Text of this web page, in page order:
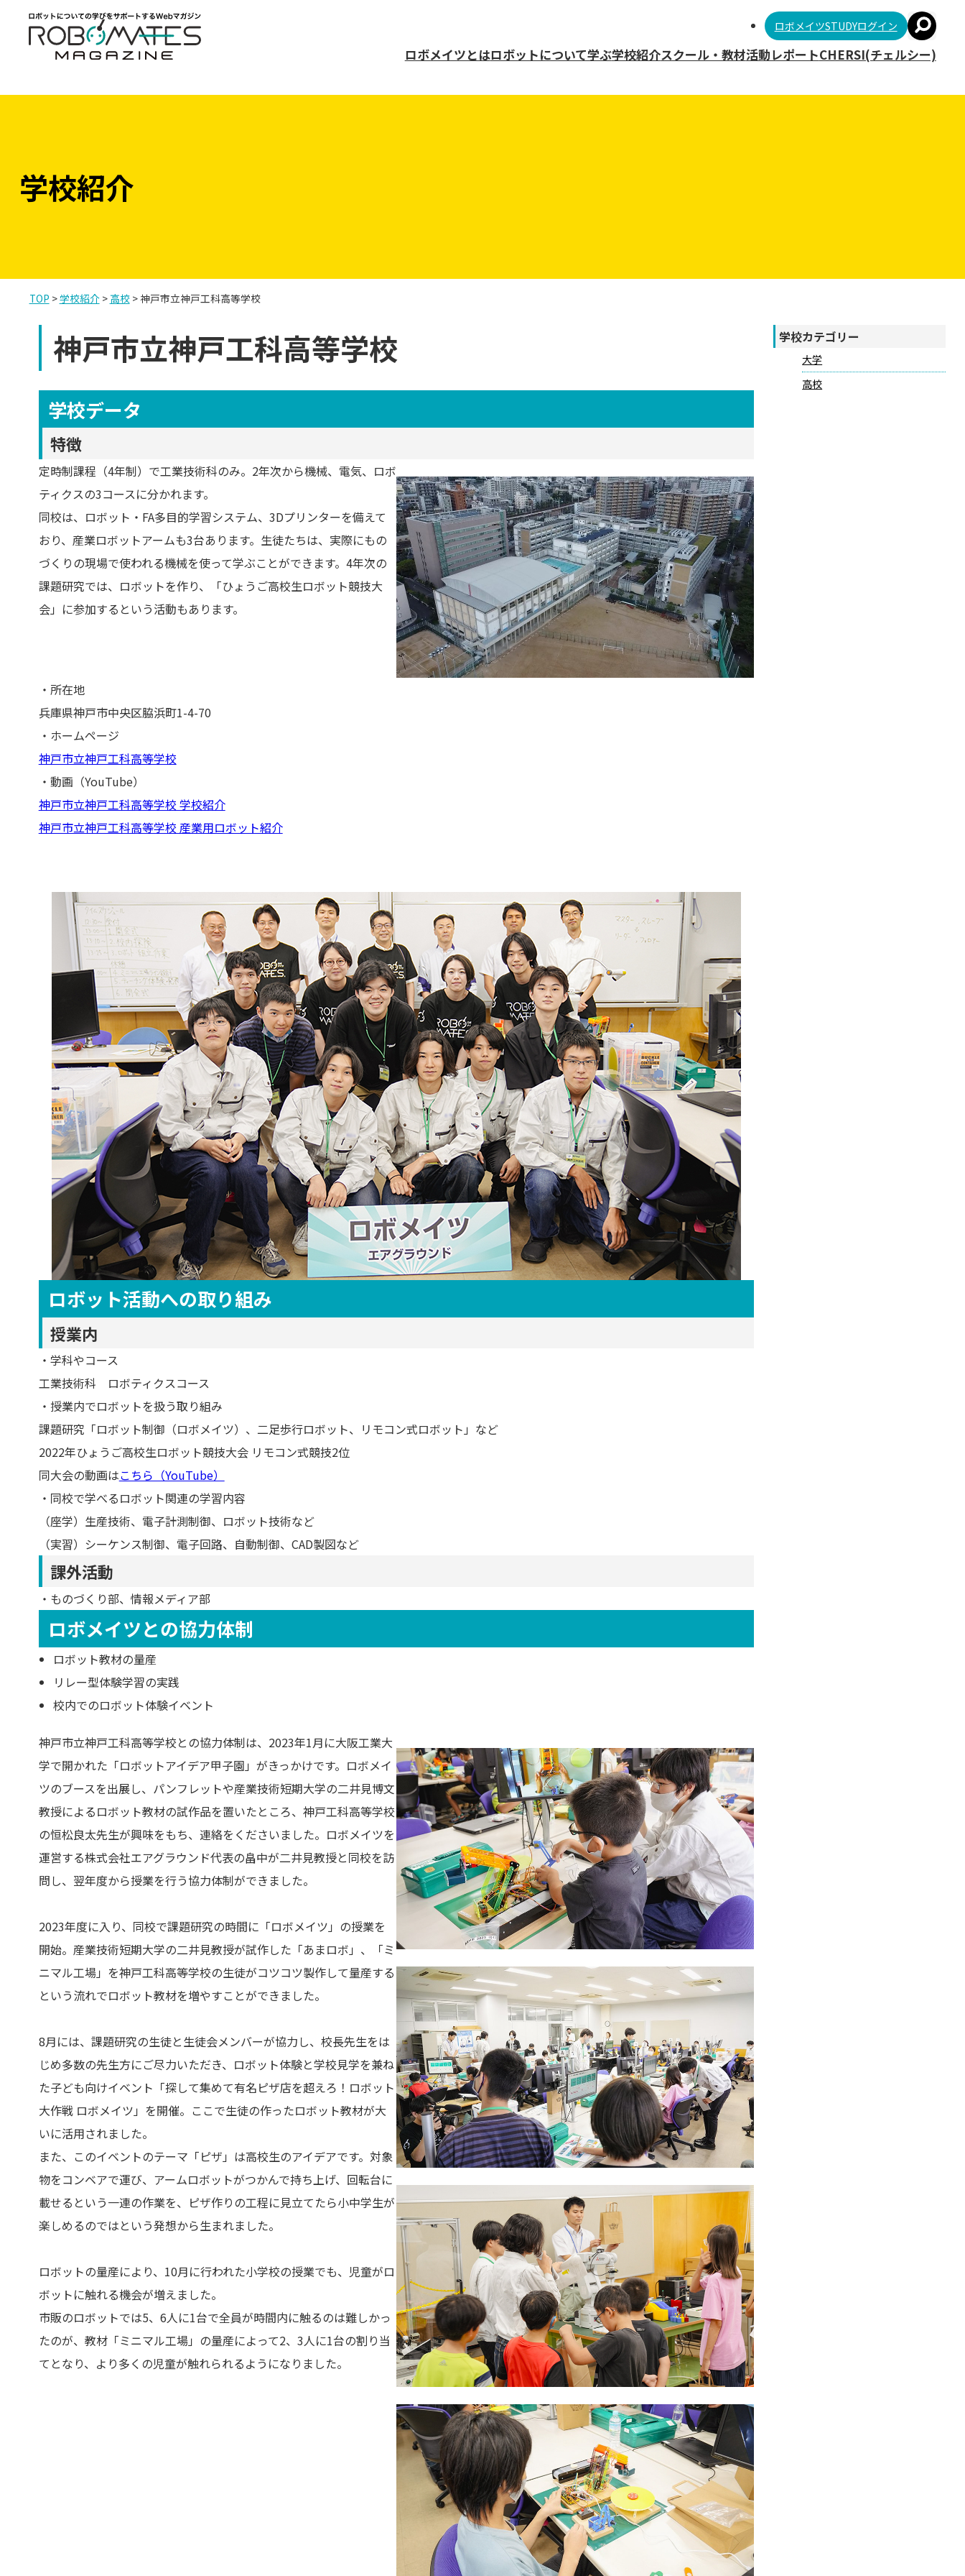
使用されているテンプレートファイル：single.php
ロボメイツSTUDYログイン
ロボメイツとはロボットについて学ぶ学校紹介スクール・教材活動レポートCHERSI(チェルシー)
学校紹介
TOP >学校紹介> 高校>神戸市立神戸工科高等学校
神戸市立神戸工科高等学校
学校データ
特徴
定時制課程（4年制）で工業技術科のみ。2年次から機械、電気、ロボ
ティクスの3コースに分かれます。
同校は、ロボット・FA多目的学習システム、3Dプリンターを備えて
おり、産業ロボットアームも3台あります。生徒たちは、実際にもの
づくりの現場で使われる機械を使って学ぶことができます。4年次の
課題研究では、ロボットを作り、「ひょうご高校生ロボット競技大
会」に参加するという活動もあります。
・所在地
兵庫県神戸市中央区脇浜町1-4-70
・ホームページ
神戸市立神戸工科高等学校
・動画（YouTube）
神戸市立神戸工科高等学校 学校紹介
神戸市立神戸工科高等学校 産業用ロボット紹介
ロボット活動への取り組み
授業内
・学科やコース
工業技術科 ロボティクスコース
・授業内でロボットを扱う取り組み
課題研究「ロボット制御（ロボメイツ）、二足歩行ロボット、リモコン式ロボット」など
2022年ひょうご高校生ロボット競技大会 リモコン式競技2位
同大会の動画はこちら（YouTube）
・同校で学べるロボット関連の学習内容
（座学）生産技術、電子計測制御、ロボット技術など
（実習）シーケンス制御、電子回路、自動制御、CAD製図など
課外活動
・ものづくり部、情報メディア部
ロボメイツとの協力体制
ロボット教材の量産
リレー型体験学習の実践
校内でのロボット体験イベント
神戸市立神戸工科高等学校との協力体制は、2023年1月に大阪工業大
学で開かれた「ロボットアイデア甲子園」がきっかけです。ロボメイ
ツのブースを出展し、パンフレットや産業技術短期大学の二井見博文
教授によるロボット教材の試作品を置いたところ、神戸工科高等学校
の恒松良太先生が興味をもち、連絡をくださいました。ロボメイツを
運営する株式会社エアグラウンド代表の畠中が二井見教授と同校を訪
問し、翌年度から授業を行う協力体制ができました。
2023年度に入り、同校で課題研究の時間に「ロボメイツ」の授業を
開始。産業技術短期大学の二井見教授が試作した「あまロボ」、「ミ
ニマル工場」を神戸工科高等学校の生徒がコツコツ製作して量産する
という流れでロボット教材を増やすことができました。
8月には、課題研究の生徒と生徒会メンバーが協力し、校長先生をは
じめ多数の先生方にご尽力いただき、ロボット体験と学校見学を兼ね
た子ども向けイベント「探して集めて有名ピザ店を超えろ！ロボット
大作戦 ロボメイツ」を開催。ここで生徒の作ったロボット教材が大
いに活用されました。
また、このイベントのテーマ「ピザ」は高校生のアイデアです。対象
物をコンベアで運び、アームロボットがつかんで持ち上げ、回転台に
載せるという一連の作業を、ピザ作りの工程に見立てたら小中学生が
楽しめるのではという発想から生まれました。
ロボットの量産により、10月に行われた小学校の授業でも、児童がロ
ボットに触れる機会が増えました。
市販のロボットでは5、6人に1台で全員が時間内に触るのは難しかっ
たのが、教材「ミニマル工場」の量産によって2、3人に1台の割り当
てとなり、より多くの児童が触れられるようになりました。
学校カテゴリー
大学
高校